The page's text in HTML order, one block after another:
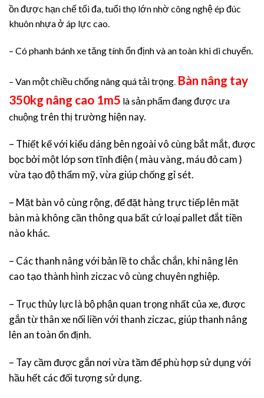
ồn được hạn chế tối đa, tuổi thọ lớn nhờ công nghệ ép đúc
khuôn nhựa ở áp lực cao.
– Có phanh bánh xe tăng tính ổn định và an toàn khi di chuyển.
– Van một chiều chống nâng quá tải trọng Bàn nâng tay
350kg nâng cao 1m5 là sản phẩm đang được ưa
chuộngtrên thị trường hiện nay.
– Thiết kế với kiểu dáng bên ngoài vô cùng bắt mắt, được
bọc bởi một lớp sơn tĩnh điện ( màu vàng, máu đỏ cam )
vừa tạo độ thẩm mỹ, vừa giúp chống gỉ sét.
– Mặt bàn vô cùng rộng, để đặt hàng trực tiếp lên mặt
bàn mà không cần thông qua bất cứ loại pallet đắt tiền
nào khác.
– Các thanh nâng với bản lề to chắc chắn, khi nâng lên
cao tạo thành hình ziczac vô cùng chuyên nghiệp.
– Trục thủy lực là bộ phận quan trọng nhất của xe, được
gắn từ thân xe nối liền với thanh ziczac, giúp thanh nâng
lên an toàn ổn định.
– Tay cầm được gắn nơi vừa tầm để phù hợp sử dụng với
hầu hết các đối tượng sử dụng.